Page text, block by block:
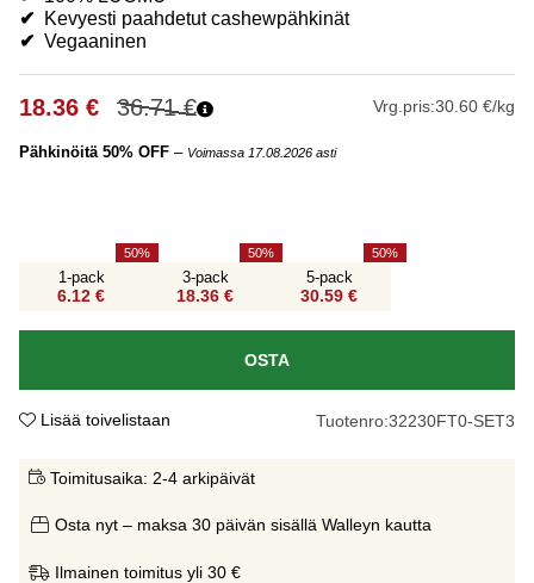
✔ Kevyesti paahdetut cashewpähkinät
✔ Vegaaninen
36.71€
18.36 € Vrg.pris:30.60 €/kg
Pähkinöitä 50% OFF – Voimassa 17.08.2026 asti
1-pack
6.12 €
50
3-pack
18.36 €
50
5-pack
30.59 €
50
OSTA
Lisää toivelistaan Tuotenro:32230FT0-SET3
Toimitusaika: 2-4 arkipäivät
Osta nyt – maksa 30 päivän sisällä Walleyn kautta
Ilmainen toimitus yli 30 €